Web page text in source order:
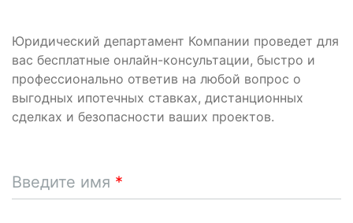
Юридический департамент Компании проведет для
вас бесплатные онлайн-консультации, быстро и
профессионально ответив на любой вопрос о
выгодных ипотечных ставках, дистанционных
сделках и безопасности ваших проектов.
Введите имя